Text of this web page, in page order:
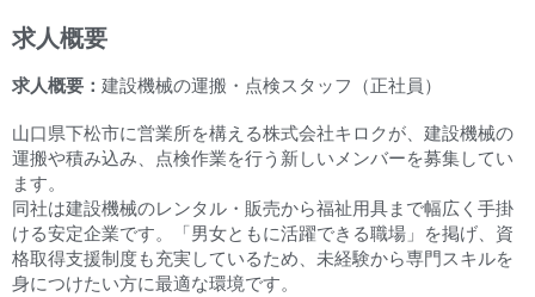
求人概要
求人概要： 建設機械の運搬・点検スタッフ（正社員）
山口県下松市に営業所を構える株式会社キロクが、建設機械の
運搬や積み込み、点検作業を行う新しいメンバーを募集してい
ます。
同社は建設機械のレンタル・販売から福祉用具まで幅広く手掛
ける安定企業です。「男女ともに活躍できる職場」を掲げ、資
格取得支援制度も充実しているため、未経験から専門スキルを
身につけたい方に最適な環境です。